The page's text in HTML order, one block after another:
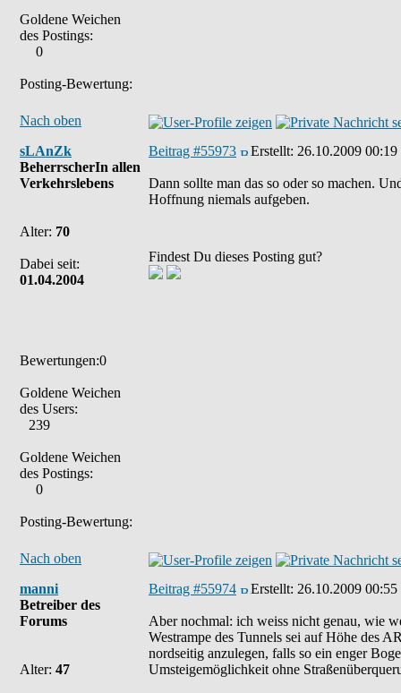
Goldene Weichen
des Postings:
0
Posting-Bewertung:
Nach oben
sLAnZk
BeherrscherIn allen
Verkehrslebens
Alter: 70
Dabei seit:
01.04.2004
Bewertungen:0
Goldene Weichen
des Users:
239
Goldene Weichen
des Postings:
0
Posting-Bewertung:
Beitrag #55973 Erstellt: 26.10.2009 00:19
Dann sollte man das so oder so machen.
Hoffnung niemals aufgeben.
Findest Du dieses Posting gut?
Nach oben
manni
Betreiber des
Forums
Alter: 47
Beitrag #55974 Erstellt: 26.10.2009 00:55
Aber nochmal: ich weiss nicht genau, wie
Westrampe des Tunnels sei auf Höhe des
nordseitig anzulegen, falls so ein enger
Umsteigemöglichkeit ohne